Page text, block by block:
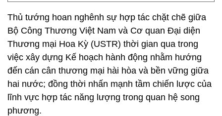
Thủ tướng hoan nghênh sự hợp tác chặt chẽ giữa
Bộ Công Thương Việt Nam và Cơ quan Đại diện
Thương mại Hoa Kỳ (USTR) thời gian qua trong
việc xây dựng Kế hoạch hành động nhằm hướng
đến cán cân thương mại hài hòa và bền vững giữa
hai nước; đồng thời nhấn mạnh tầm chiến lược của
lĩnh vực hợp tác năng lượng trong quan hệ song
phương.